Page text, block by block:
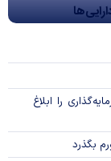
را ابلاغ
بگذرد